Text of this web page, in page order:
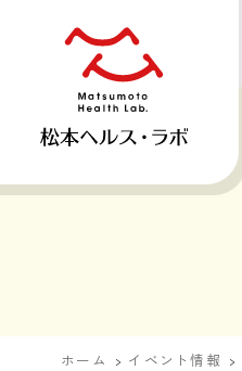
ホーム イベント情報